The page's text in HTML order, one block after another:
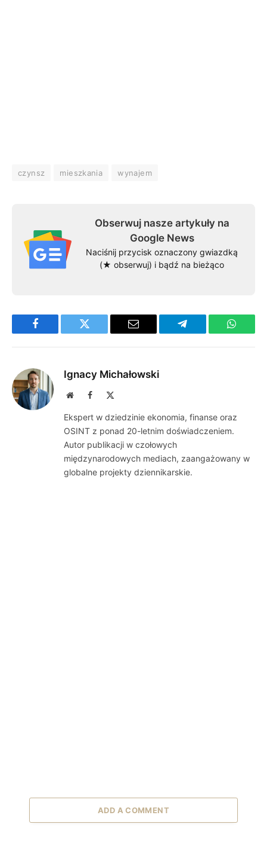
czynsz mieszkania wynajem
Obserwuj nasze artykuły na
Google News
Naciśnij przycisk oznaczony gwiazdką
(★ obserwuj) i bądź na bieżąco
Facebook Twitter Email Telegram
Ignacy Michałowski
WebsiteFacebook
Ekspert w dziedzinie ekonomia, finanse oraz
OSINT z ponad 20-letnim doświadczeniem.
Autor publikacji w czołowych
międzynarodowych mediach, zaangażowany w
globalne projekty dziennikarskie.
ADD A COMMENT